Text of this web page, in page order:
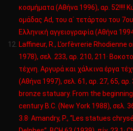
κοσμήματα (Αθήνα 1996), αρ. 52!!!!
ομάδας Ad, του α΄ τετάρτου του 7ου
Ελληνική αγγειογραφία (Αθήνα
Laffineur, R., L’orfèvrerie
1978), σελ. 233, αρ. 210, 211·
τέχνη. Αργυρά και χάλκινα έργα
(Αθήνα 1997), σελ. 61, αρ. 27, 65,
bronze statuary. From the
century B.C. (New York 1988), σελ.
3.8· Amandry, P., “Les statues